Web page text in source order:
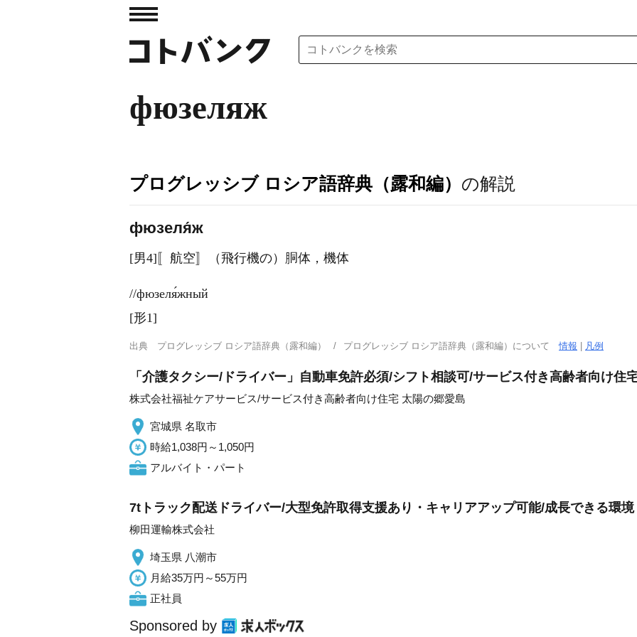
фюзеляж
プログレッシブ ロシア語辞典（露和編） の解説
фюзеля́ж
[男4]〚航空〛（飛行機の）胴体，機体
//фюзеля́жный
[形1]
出典 プログレッシブ ロシア語辞典（露和編） プログレッシブ ロシア語辞典（露和編）について情報 凡例
「介護タクシー/ドライバー」自動車免許必須/シフト相談可/サービス付き高齢者向け住
株式会社福祉ケアサービス/サービス付き高齢者向け住宅 太陽の郷愛島
宮城県 名取市
時給1,038円～1,050円
アルバイト・パート
7tトラック配送ドライバー/大型免許取得支援あり・キャリアアップ可能/成長できる環境
柳田運輸株式会社
埼玉県 八潮市
月給35万円～55万円
正社員
Sponsored by